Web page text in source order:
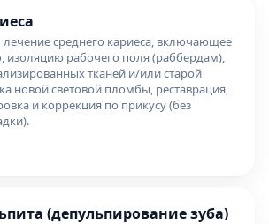
лечение среднего кариеса, включающее
изоляцию рабочего поля (раббердам),
тканей и/или старой
новой световой пломбы, реставрация,
и коррекция по прикусу (без
(депульпирование зуба)